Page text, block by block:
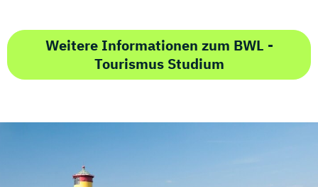
Weitere Informationen zum BWL -
Tourismus Studium